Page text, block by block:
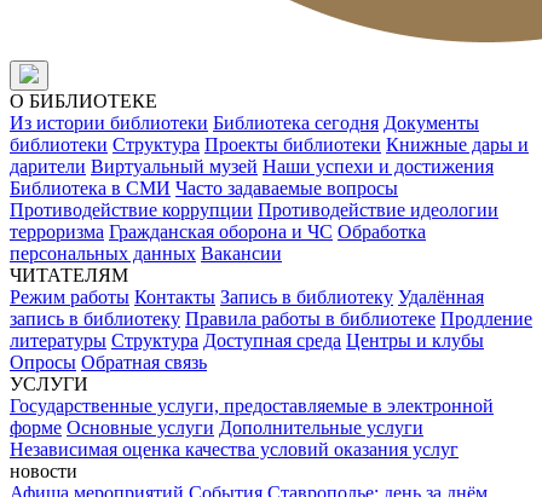
О БИБЛИОТЕКЕ
Из истории библиотеки Библиотека сегодня Документы
библиотеки Структура Проекты библиотеки Книжные дары и
дарители Виртуальный музей Наши успехи и достижения
Библиотека в СМИ Часто задаваемые вопросы
Противодействие коррупции Противодействие идеологии
терроризма Гражданская оборона и ЧС Обработка
персональных данных Вакансии
ЧИТАТЕЛЯМ
Режим работы Контакты Запись в библиотеку Удалённая
запись в библиотеку Правила работы в библиотеке Продление
литературы Структура Доступная среда Центры и клубы
Опросы Обратная связь
УСЛУГИ
Государственные услуги, предоставляемые в электронной
форме Основные услуги Дополнительные услуги
Независимая оценка качества условий оказания услуг
новости
Афиша мероприятий События Ставрополье: день за днём